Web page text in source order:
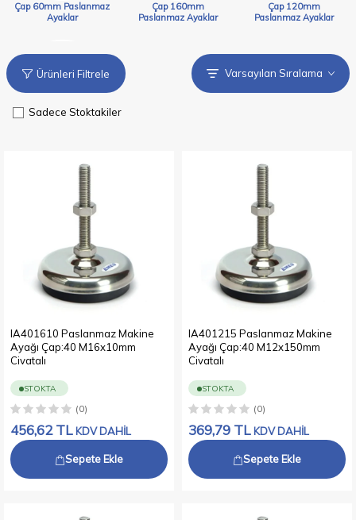
Çap 60mm Paslanmaz
Ayaklar
Çap 160mm
Paslanmaz Ayaklar
Çap 120mm
Paslanmaz Ayaklar
Ürünleri Filtrele
Sadece Stoktakiler
IA401610 Paslanmaz Makine
Ayağı Çap:40 M16x10mm
Civatalı
STOKTA
(0)
456,62TL KDV DAHİL
Sepete Ekle
IA401215 Paslanmaz Makine
Ayağı Çap:40 M12x150mm
Civatalı
STOKTA
(0)
369,79 TL KDV DAHİL
Sepete Ekle